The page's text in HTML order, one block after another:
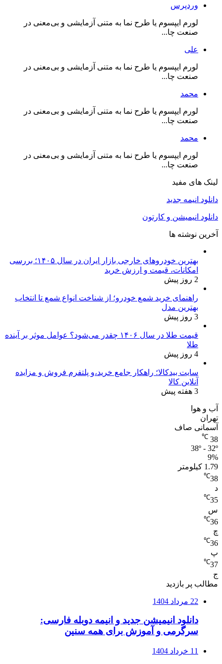
وردپرس
لورم ایپسوم یا طرح‌ نما به متنی آزمایشی و بی‌معنی در
صنعت چا...
علی
لورم ایپسوم یا طرح‌ نما به متنی آزمایشی و بی‌معنی در
صنعت چا...
محمد
لورم ایپسوم یا طرح‌ نما به متنی آزمایشی و بی‌معنی در
صنعت چا...
محمد
لورم ایپسوم یا طرح‌ نما به متنی آزمایشی و بی‌معنی در
صنعت چا...
لینک های مفید
دانلود انیمه جدید
دانلود انیمیشن و کارتون
آخرین نوشته ها
بهترین خودروهای خارجی بازار ایران در سال ۱۴۰۵؛ بررسی
امکانات، قیمت و ارزش خرید
2 روز پیش
راهنمای خرید شمع خودرو؛ از شناخت انواع شمع تا انتخاب
بهترین مدل
3 روز پیش
قیمت طلا در سال ۱۴۰۶ چقدر می‌شود؟ عوامل موثر بر آینده
طلا
4 روز پیش
سایت بیدکالا؛ راهکار جامع خرید،و پلتفرم فروش و مزایده
آنلاین کالا
3 هفته پیش
آب و هوا
تهران
آسمانی صاف
38
℃
38º - 32º
9%
1.79 کیلومتر
38
℃
د
35
℃
س
36
℃
چ
36
℃
پ
37
℃
ج
مطالب پر بازدید
22 مرداد 1404
دانلود انیمیشن جدید و انیمه دوبله فارسی:
سرگرمی و آموزش برای همه سنین
11 خرداد 1404